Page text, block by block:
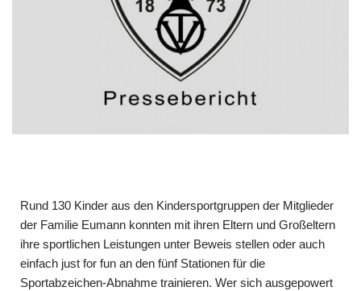
Rund 130 Kinder aus den Kindersportgruppen der Mitglieder
der Familie Eumann konnten mit ihren Eltern und Großeltern
ihre sportlichen Leistungen unter Beweis stellen oder auch
einfach just for fun an den fünf Stationen für die
Sportabzeichen-Abnahme trainieren. Wer sich ausgepowert